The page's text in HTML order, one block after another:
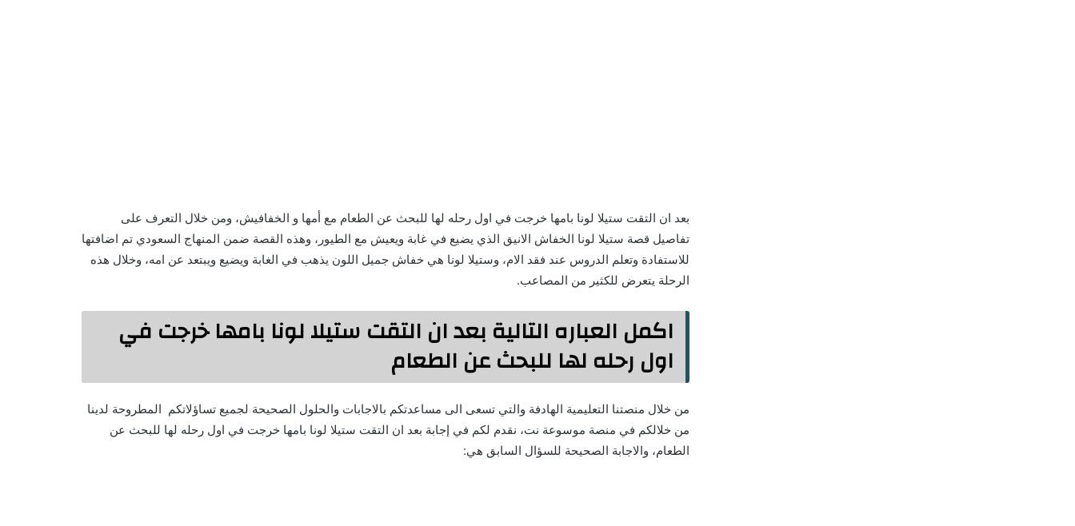
بعد ان التقت ستيلا لونا بامها خرجت في اول رحله لها للبحث عن الطعام مع أمها و الخفافيش، ومن خلال التعرف على
تفاصيل قصة ستيلا لونا الخفاش الانيق الذي يضيع في غابة ويعيش مع الطيور، وهذه القصة ضمن المنهاج السعودي تم اضافتها
للاستفادة وتعلم الدروس عند فقد الام، وستيلا لونا هي خفاش جميل اللون يذهب في الغابة ويضيع ويبتعد عن امه، وخلال هذه
الرحلة يتعرض للكثير من المصاعب.
اكمل العباره التالية بعد ان التقت ستيلا لونا بامها خرجت في
اول رحله لها للبحث عن الطعام
من خلال منصتنا التعليمية الهادفة والتي تسعى الى مساعدتكم بالاجابات والحلول الصحيحة لجميع تساؤلاتكم المطروحة لدينا
من خلالكم في منصة موسوعة نت، نقدم لكم في إجابة بعد ان التقت ستيلا لونا بامها خرجت في اول رحله لها للبحث عن
الطعام، والاجابة الصحيحة للسؤال السابق هي: